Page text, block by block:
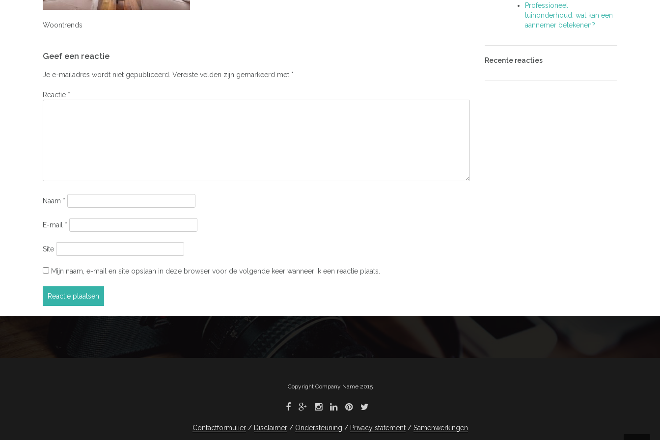
Woontrends
navigatie
Geef een reactie
Je e-mailadres wordt niet gepubliceerd. Vereiste velden zijn gemarkeerd met *
Reactie *
Naam *
E-mail *
Site
Mijn naam, e-mail en site opslaan in deze browser voor de volgende keer wanneer ik een reactie plaats.
Professioneel
tuinonderhoud: wat kan een
aannemer betekenen?
Recente reacties
Copyright Company Name 2015
Contactformulier Disclaimer Ondersteuning Privacy statement Samenwerkingen